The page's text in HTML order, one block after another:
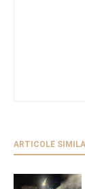
ARTICOLE